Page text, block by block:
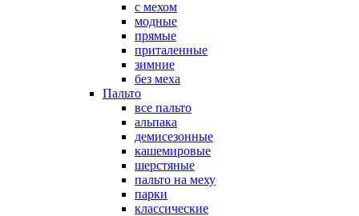
с мехом
модные
прямые
приталенные
зимние
без меха
Пальто
все пальто
альпака
демисезонные
кашемировые
шерстяные
пальто на меху
парки
классические